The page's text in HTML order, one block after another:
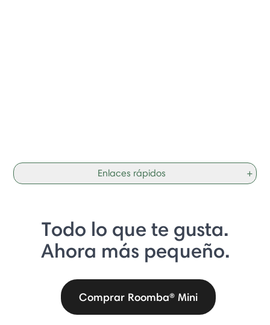
Enlaces rápidos +
Todo lo que te gusta.
Ahora más pequeño.
Comprar Roomba® Mini